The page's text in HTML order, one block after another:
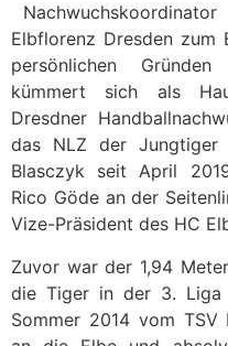
Elbflorenz Dresden zum
persönlichen
kümmert sich als
Dresdner
das NLZ der Jungtiger
Blasczyk seit April
Rico Göde an der
Vize-Präsident des HC
Zuvor war der 1,94
die Tiger in der 3. Liga
Sommer 2014 vom TSV